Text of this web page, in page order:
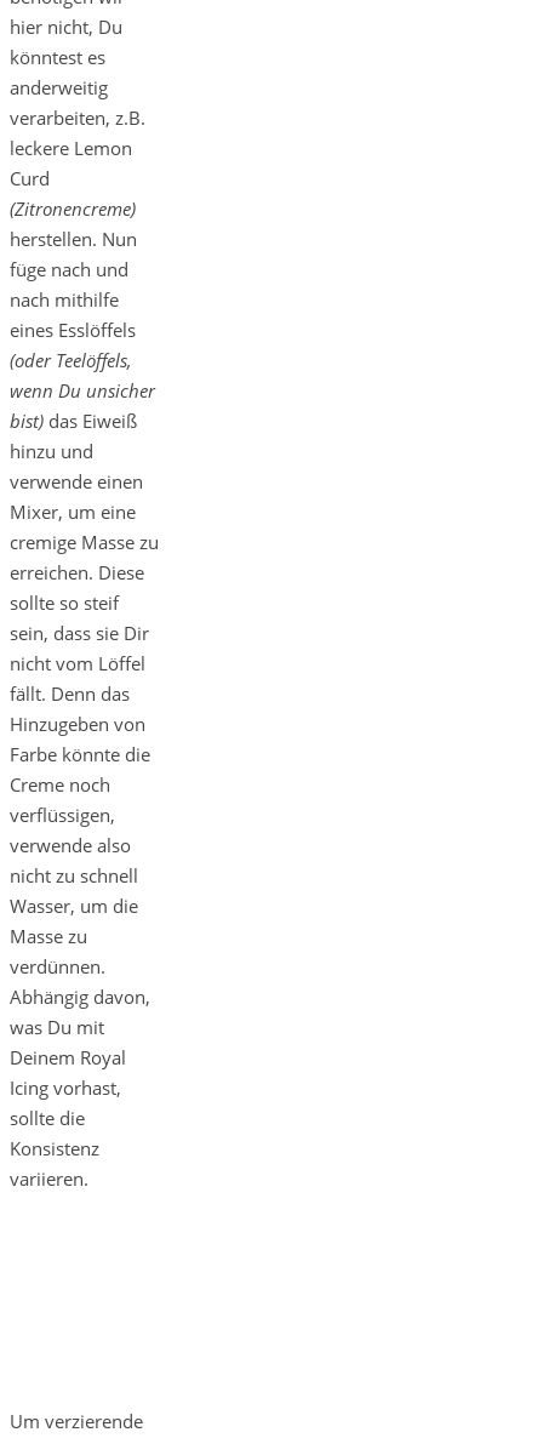
hier nicht, Du
könntest es
anderweitig
verarbeiten, z.B.
leckere Lemon
Curd
(Zitronencreme)
herstellen. Nun
füge nach und
nach mithilfe
eines Esslöffels
(oder Teelöffels,
wenn Du unsicher
bist) das Eiweiß
hinzu und
verwende einen
Mixer, um eine
cremige Masse zu
erreichen. Diese
sollte so steif
sein, dass sie Dir
nicht vom Löffel
fällt. Denn das
Hinzugeben von
Farbe könnte die
Creme noch
verflüssigen,
verwende also
nicht zu schnell
Wasser, um die
Masse zu
verdünnen.
Abhängig davon,
was Du mit
Deinem Royal
Icing vorhast,
sollte die
Konsistenz
variieren.
Um verzierende